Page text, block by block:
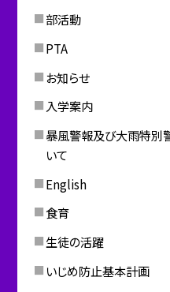
部活動
PTA
お知らせ
入学案内
暴風警報及び大雨特別
いて
English
食育
生徒の活躍
いじめ防止基本計画